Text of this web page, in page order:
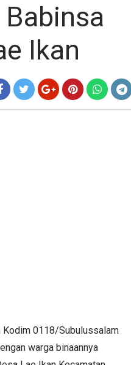
Ikan
Kodim 0118/Subulussalam
warga binaannya